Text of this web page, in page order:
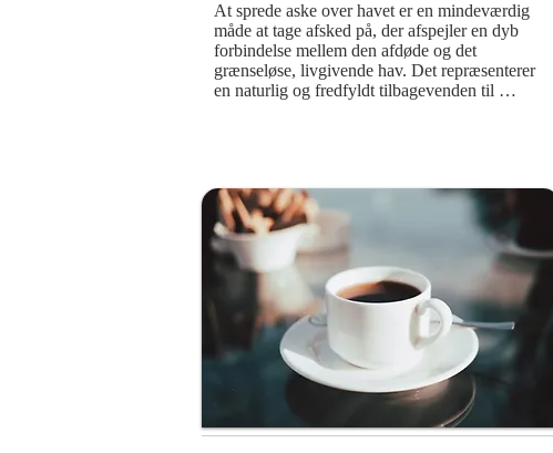
At sprede aske over havet er en mindeværdig
måde at tage afsked på, der afspejler en dyb
forbindelse mellem den afdøde og det
grænseløse, livgivende hav. Det repræsenterer
en naturlig og fredfyldt tilbagevenden til
spredt. Med vinden som bærer og bølgerne
som vugge bliver mindet om den afdøde en del
af havets evige rytme, hvilket skaber en varig
forbindelse til naturen og universet. Det er en
handling, der ikke blot symboliserer
afslutningen på et liv, men også en fortsættelse i
en større sammenhæng, hvor havet omslutter
minderne og holder dem levende.